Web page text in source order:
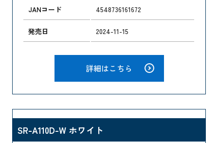
JANコード 4548736161672
発売日 2024-11-15
詳細はこちら
SR-A110D-W ホワイト